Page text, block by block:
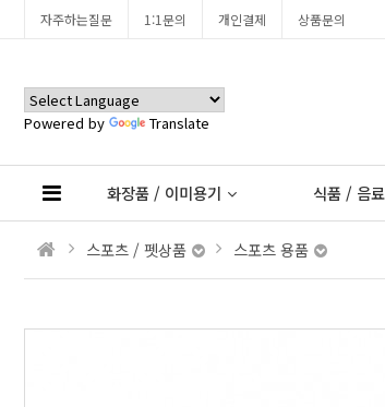
Powered by Translate
자주하는질문 1:1문의 개인결제 상품문의
화장품 / 이미용기 식품 / 음료
스포츠 / 펫상품 스포츠 용품